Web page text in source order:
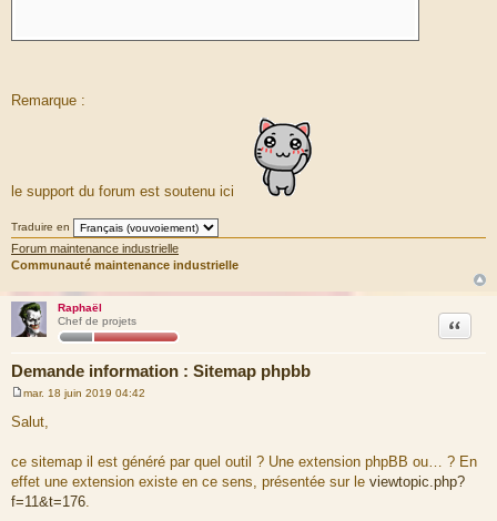
Remarque :
le support du forum est soutenu ici
Traduire en
Forum maintenance industrielle
Communauté maintenance industrielle
Raphaël
Chef de projets
Demande information : Sitemap phpbb
Citation
e
s
g
e
mar. 18 juin 2019 04:42
Salut,
ce sitemap il est généré par quel outil ? Une extension phpBB ou… ? En
effet une extension existe en ce sens, présentée sur le viewtopic.php?
f=11&t=176